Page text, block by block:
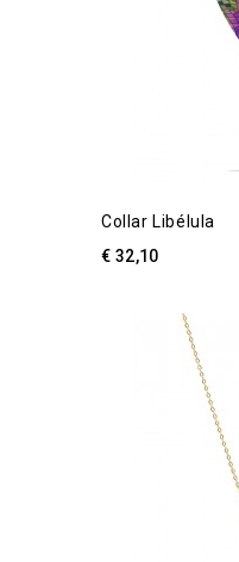
Collar Libélula
€ 32,10